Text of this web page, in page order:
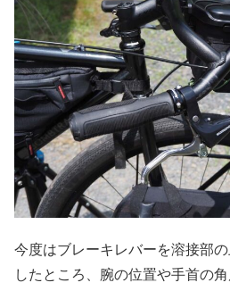
今度はブレーキレバーを溶接部
したところ、腕の位置や手首の